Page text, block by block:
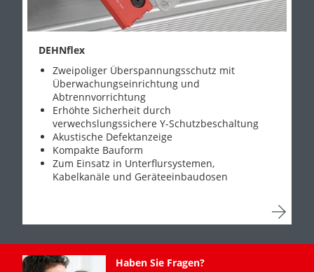
DEHNflex
Zweipoliger Überspannungsschutz mit
Überwachungseinrichtung und
Abtrennvorrichtung
Erhöhte Sicherheit durch
verwechslungssichere Y-Schutzbeschaltung
Akustische Defektanzeige
Kompakte Bauform
Zum Einsatz in Unterflursystemen,
Kabelkanäle und Geräteeinbaudosen
Haben Sie Fragen?